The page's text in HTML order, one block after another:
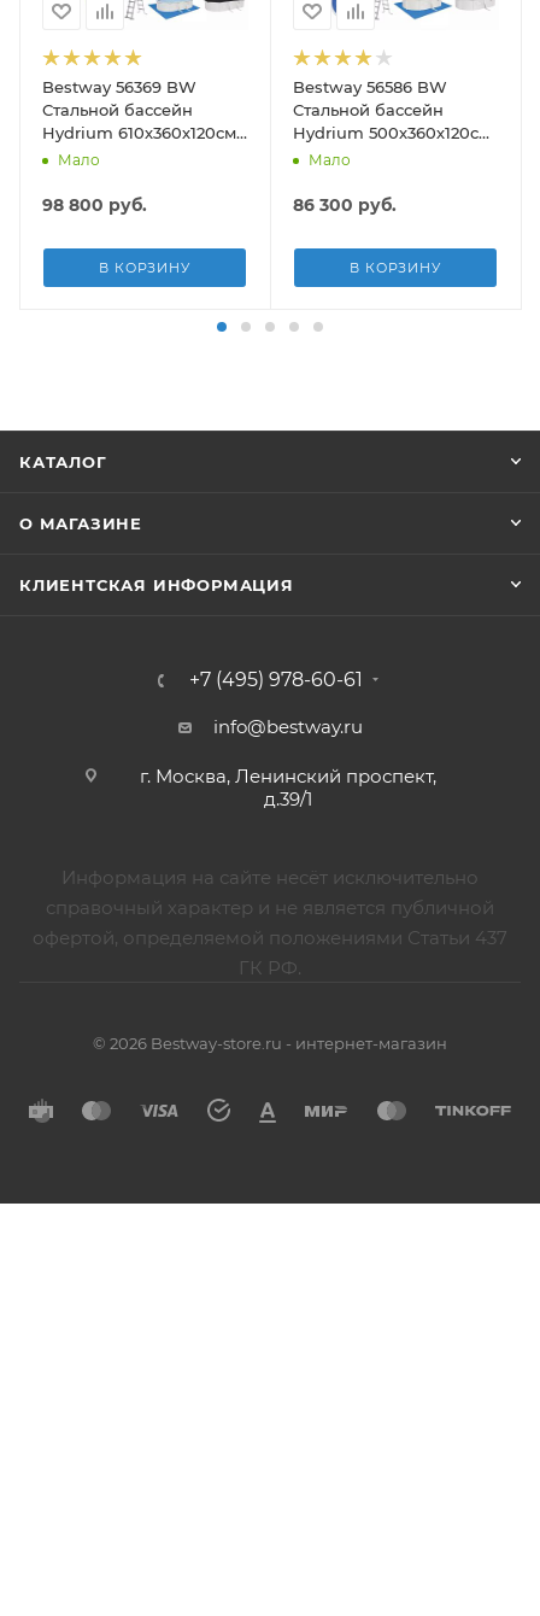
Bestway 56369 BW
Стальной бассейн
Hydrium 610х360х120см,
19929л, песч.фил.-нас
подст.
Мало
98 800 руб.
В КОРЗИНУ
Bestway 56586 BW
Стальной бассейн
Hydrium 500х360х120см,
16296л, песч.фил.-нас
подст, попл.-доз
Мало
86 300 руб.
В КОРЗИНУ
КАТАЛОГ
О МАГАЗИНЕ
КЛИЕНТСКАЯ ИНФОРМАЦИЯ
+7 (495) 978-60-61
info@bestway.ru
г. Москва, Ленинский проспект,
д.39/1
Информация на сайте несёт исключительно
справочный характер и не является публичной
офертой, определяемой положениями Статьи 437
ГК РФ.
© 2026 Bestway-store.ru - интернет-магазин